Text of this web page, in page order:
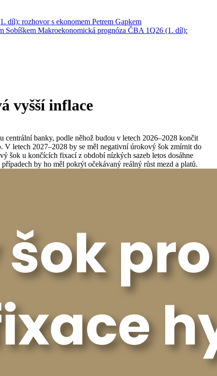
díl): rozhovor s ekonomem Petrem Gapkem
Sobíškem Makroekonomická prognóza ČBA 1Q26 (1. díl):
vyšší inflace
banky, podle něhož budou v letech 2026–2028 končit
V letech 2027–2028 by se měl negativní úrokový šok zmírnit do
šok u končících fixací z období nízkých sazeb letos dosáhne
by ho měl pokrýt očekávaný reálný růst mezd a platů.